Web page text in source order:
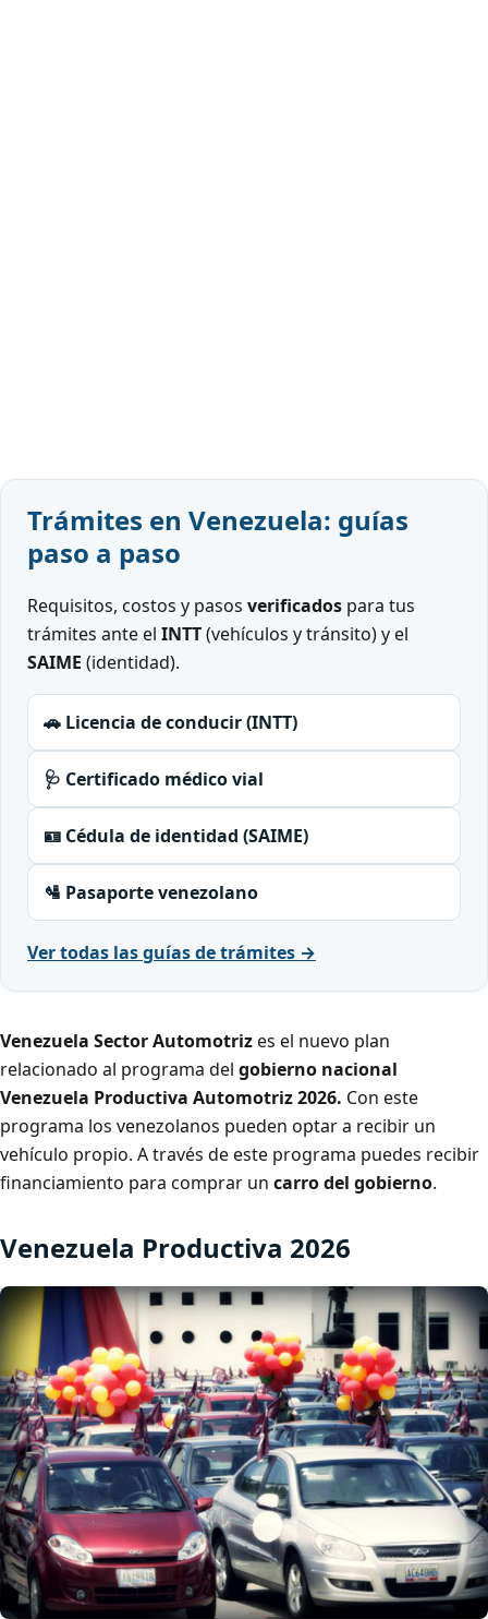
Trámites en Venezuela: guías
paso a paso
Requisitos, costos y pasos verificados para tus
trámites ante el INTT(vehículos y tránsito) y el
SAIME (identidad).
🚗 Licencia de conducir (INTT)
🩺 Certificado médico vial
🪪 Cédula de identidad (SAIME)
🛂 Pasaporte venezolano
Ver todas las guías de trámites →
Venezuela Sector Automotrizes el nuevo plan
relacionado al programa del gobierno nacional
Venezuela Productiva Automotriz 2026. Con este
programa los venezolanos pueden optar a recibir un
vehículo propio. A través de este programa puedes recibir
financiamiento para comprar un carro del gobierno.
Venezuela Productiva 2026